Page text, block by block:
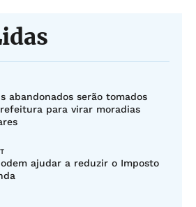
abandonados serão tomados
para virar moradias
ajudar a reduzir o Imposto